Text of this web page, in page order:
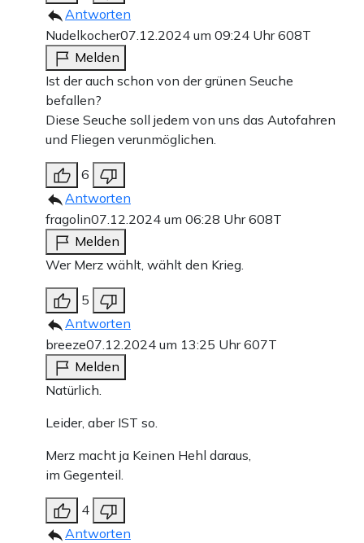
Antworten
Nudelkocher07.12.2024 um 09:24 Uhr608T
Melden
Ist der auch schon von der grünen Seuche
befallen?
Diese Seuche soll jedem von uns das Autofahren
und Fliegen verunmöglichen.
6
Antworten
fragolin07.12.2024 um 06:28 Uhr608T
Melden
Wer Merz wählt, wählt den Krieg.
5
Antworten
breeze07.12.2024 um 13:25 Uhr607T
Melden
Natürlich.
Leider, aber IST so.
Merz macht ja Keinen Hehl daraus,
im Gegenteil.
4
Antworten